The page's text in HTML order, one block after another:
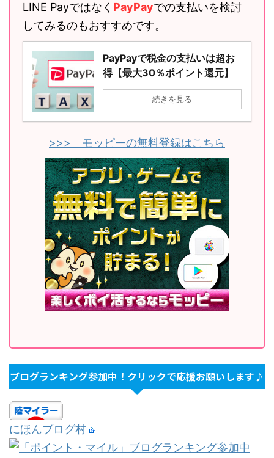
LINE Payではなく PayPayでの支払いを検討
してみるのもおすすめです。
PayPayで税金の支払いは超お
得【最大30％ポイント還元】
続きを見る
>>> モッピーの無料登録はこちら
ブログランキング参加中！クリックで応援お願いします♪
にほんブログ村